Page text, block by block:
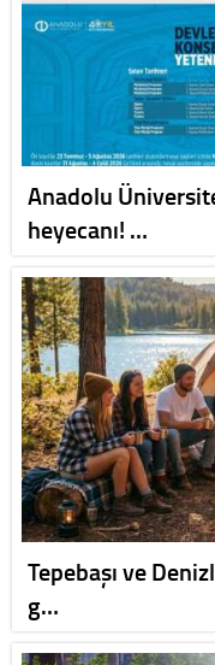
Anadolu
heyecanı! …
Tepebaşı ve
g…